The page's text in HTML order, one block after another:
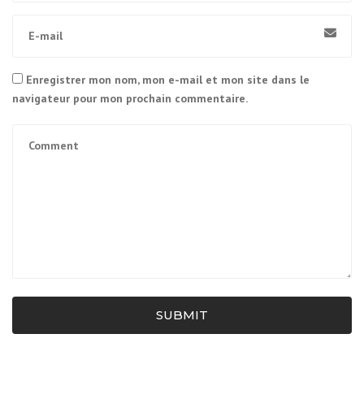
Enregistrer mon nom, mon e-mail et mon site dans le
navigateur pour mon prochain commentaire.
SUBMIT